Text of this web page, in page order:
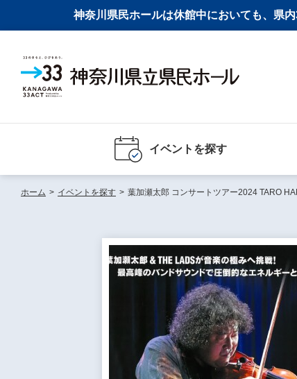
神奈川県民ホールは休館中においても、県
イベントを探す
ホーム > イベントを探す > 葉加瀬太郎 コンサートツアー2024 TARO